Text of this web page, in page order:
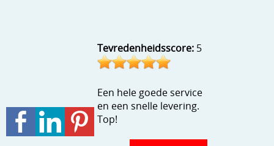
Tevredenheidsscore: 5
Een hele goede service
en een snelle levering.
Top!